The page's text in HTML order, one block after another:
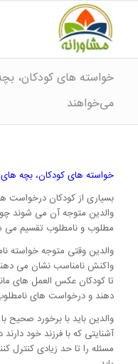
خواسته های کودکان،
می‌خواهند
خواسته های کودکان، بچه
بسیاری از کودکان درخواست
والدین متوجه آن می شوند
مطلوب و نامطلوب تقسیم می
والدین وقتی متوجه خواسته
واکنش نامناسب نشان می
تا کودکان عکس العمل های
دهند و درخواست های
والدین باید با برخورد صحیح
آشنایتی که با فرزند خود دارند
مسئله را تا حد زیادی کنترل